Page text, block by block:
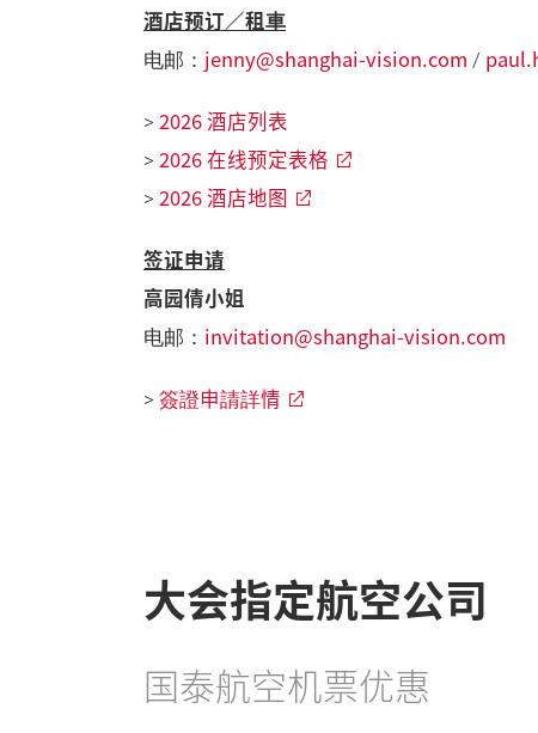
酒店预订／租車
电邮： jenny@shanghai-vision.com /
> 2026 酒店列表
> 2026 在线预定表格
> 2026 酒店地图
签证申请
高园倩小姐
电邮： invitation@shanghai-vision.com
> 簽證申請詳情
大会指定航空公司
国泰航空机票优惠